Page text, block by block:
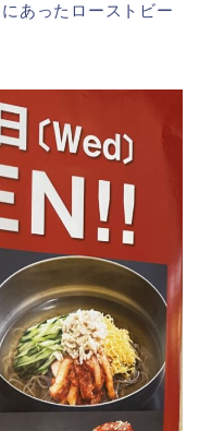
あったローストビー